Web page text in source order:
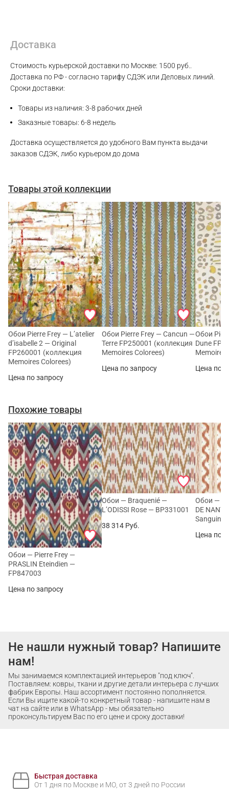
Доставка
Стоимость курьерской доставки по Москве: 1500 руб..
Доставка по РФ - согласно тарифу СДЭК или Деловых линий.
Сроки доставки:
Товары из наличия: 3-8 рабочих дней
Заказные товары: 6-8 недель
Доставка осуществляется до удобного Вам пункта выдачи
заказов СДЭК, либо курьером до дома
Товары этой коллекции
Обои Pierre Frey — L’atelier
d’isabelle 2 — Original
FP260001 (коллекция
Memoires Colorees)
Цена по запросу
Обои Pierre Frey — Cancun —
Terre FP250001 (коллекция
Memoires Colorees)
Цена по запросу
Обои
Dune
Memoires
Цена по
Похожие товары
Обои — Pierre Frey —
PRASLIN Eteindien —
FP847003
Цена по запросу
Обои — Braquenié —
L’ODISSI Rose — BP331001
38 314 Руб.
Обои —
DE
Sanguine
Цена по
Не нашли нужный товар? Напишите
нам!
Мы занимаемся комплектацией интерьеров "под ключ".
Поставляем: ковры, ткани и другие детали интерьера с лучших
фабрик Европы. Наш ассортимент постоянно пополняется.
Если Вы ищите какой-то конкретный товар - напишите нам в
чат на сайте или в WhatsApp - мы обязательно
проконсультируем Вас по его цене и сроку доставки!
Быстрая доставка
От 1 дня по Москве и МО, от 3 дней по России